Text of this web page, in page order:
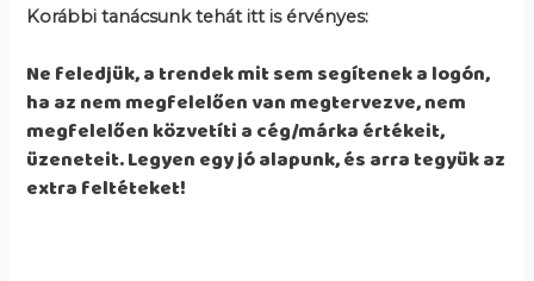
Korábbi tanácsunk tehát itt is érvényes:
Ne feledjük, a trendek mit sem segítenek a logón,
ha az nem megfelelően van megtervezve, nem
megfelelően közvetíti a cég/márka értékeit,
üzeneteit. Legyen egy jó alapunk, és arra tegyük az
extra feltéteket!